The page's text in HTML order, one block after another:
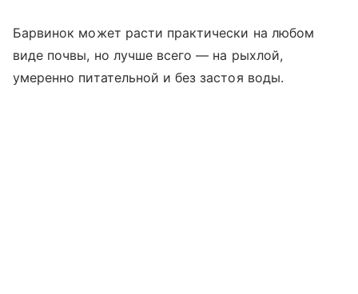
Барвинок может расти практически на любом
виде почвы, но лучше всего — на рыхлой,
умеренно питательной и без застоя воды.